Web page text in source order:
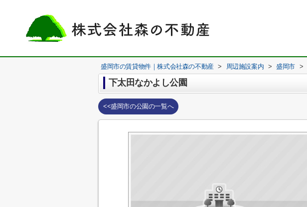
盛岡市の賃貸物件｜株式会社森の不動産 > 周辺施設案内 > 盛岡市 >
下太田なかよし公園
<<盛岡市の公園の一覧へ